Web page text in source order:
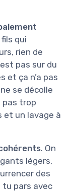
qui
rien de
pas sur du
et ça n’a pas
se décolle
pas trop
et un lavage à
. On
légers,
des
tu pars avec